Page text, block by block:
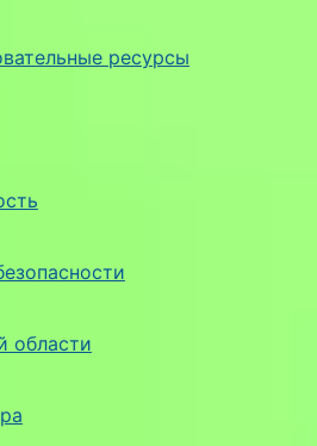
ресурсы
области